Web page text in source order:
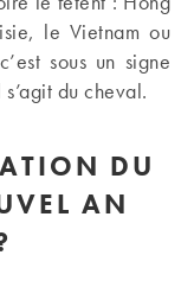
le Vietnam ou
sous un signe
du cheval.
DU
AN